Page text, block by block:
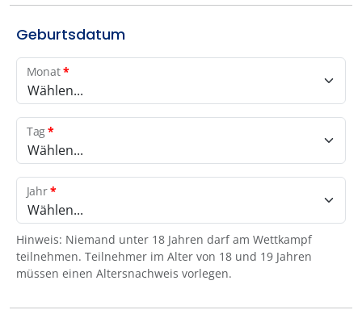
Geburtsdatum
Wählen...
Monat*
Wählen...
Tag*
Wählen...
Jahr*
Hinweis: Niemand unter 18 Jahren darf am Wettkampf
teilnehmen. Teilnehmer im Alter von 18 und 19 Jahren
müssen einen Altersnachweis vorlegen.